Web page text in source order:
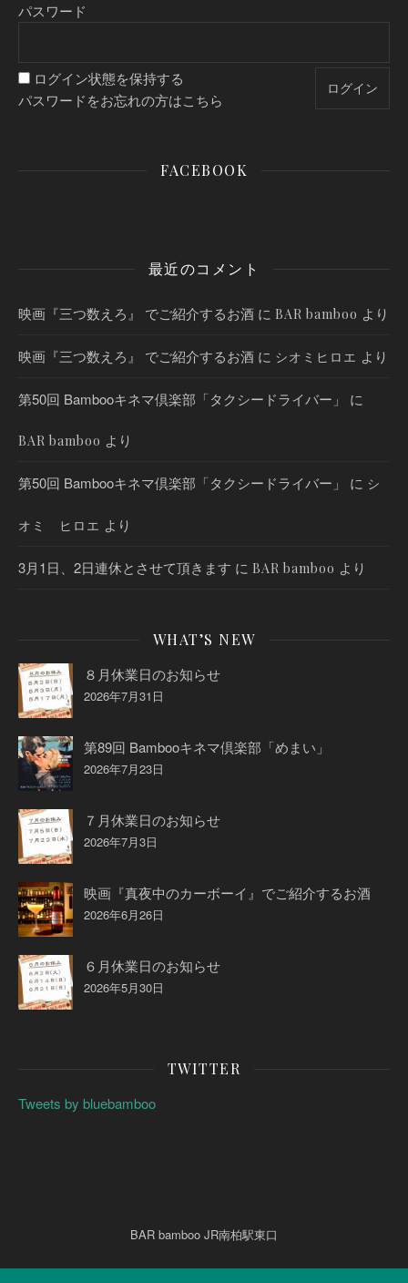
パスワード
ログイン状態を保持する
パスワードをお忘れの方はこちら
FACEBOOK
最近のコメント
映画『三つ数えろ』 でご紹介するお酒 に BAR bamboo より
映画『三つ数えろ』 でご紹介するお酒 に シオミヒロエ より
第50回 Bambooキネマ倶楽部「タクシードライバー」 に
BAR bamboo より
第50回 Bambooキネマ倶楽部「タクシードライバー」 に シ
オミ ヒロエ より
3月1日、2日連休とさせて頂きます に BAR bamboo より
WHAT’S NEW
８月休業日のお知らせ
2026年7月31日
第89回 Bambooキネマ倶楽部「めまい」
2026年7月23日
７月休業日のお知らせ
2026年7月3日
映画『真夜中のカーボーイ』でご紹介するお酒
2026年6月26日
６月休業日のお知らせ
2026年5月30日
TWITTER
Tweets by bluebamboo
BAR bamboo JR南柏駅東口